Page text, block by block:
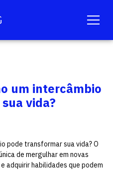
um intercâmbio
vida?
pode transformar sua vida? O
de mergulhar em novas
adquirir habilidades que podem